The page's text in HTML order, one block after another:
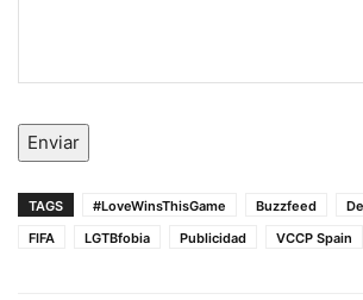
Enviar
TAGS #LoveWinsThisGame Buzzfeed
FIFA
LGTBfobia Publicidad VCCP Spain